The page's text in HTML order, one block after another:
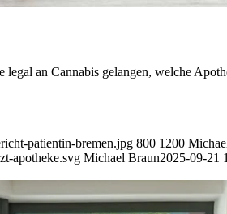
an Cannabis gelangen, welche
patientin-bremen.jpg 800 1200
apotheke.svg Michael Braun2025-09-21